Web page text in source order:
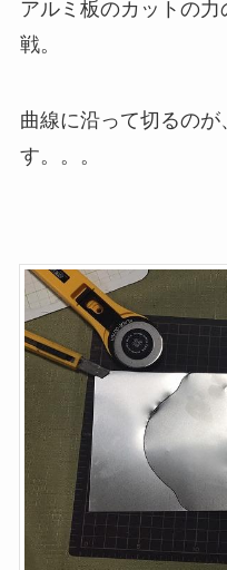
アルミ板のカットの
戦。
曲線に沿って切るの
す。。。